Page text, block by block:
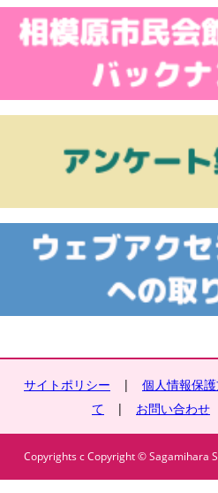
サイトポリシー | 個人情報保
て | お問い合わせ
Copyrights c Copyright © Sagamihara